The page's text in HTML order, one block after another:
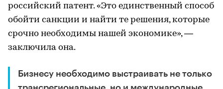
российский патент. «Это единственный способ
обойти санкции и найти те решения, которые
срочно необходимы нашей экономике», —
заключила она.
Бизнесу необходимо выстраивать не только